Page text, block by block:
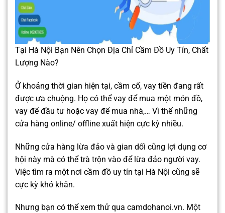
Tại Hà Nội Bạn Nên Chọn Địa Chỉ Cầm Đồ Uy Tín, Chất
Lượng Nào?
Ở khoảng thời gian hiện tại, cầm cố, vay tiền đang rất
được ưa chuộng. Họ có thể vay để mua một món đồ,
vay để đầu tư hoặc vay để mua nhà,… Vì thế những
cửa hàng online/ offline xuất hiện cực kỳ nhiều.
Những cửa hàng lừa đảo và gian dối cũng lợi dụng cơ
hội này mà có thể trà trộn vào để lừa đảo người vay.
Việc tìm ra một nơi cầm đồ uy tín tại Hà Nội cũng sẽ
cực kỳ khó khăn.
Nhưng bạn có thể xem thử qua camdohanoi.vn. Một